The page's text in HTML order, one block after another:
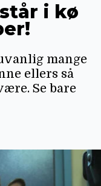
i kø
mange
ellers så
Se bare